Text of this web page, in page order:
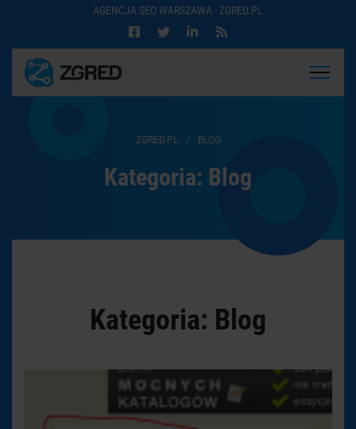
AGENCJA SEO WARSZAWA - ZGRED.PL
ZGRED.PL / BLOG
Kategoria: Blog
Kategoria: Blog